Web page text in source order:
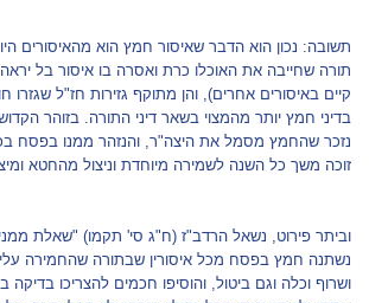
תשובה: נכון הוא הדבר שאיסור חמץ הוא מהאיסורים
תורה שחייבה את האוכלו כרת ואסרה בו איסור בל
קיים באיסורים אחרים), והן מתוקף גזירות חז"ל שגזרו
בדיני חמץ יותר מהמצוי בשאר דיני התורה. בזוהר
נזכר שהחמץ מסמל את היצה"ר, והנזהר ממנו בפסח בכל
זוכה משך כל השנה לשמירה מיוחדת וניצול מהחטא
וביתר פירוט, נשאל הרדב"ז (ח"ג סי' תקמו) "שאלת
נשתנה חמץ בפסח מכל איסורין שבתורה שהחמירה
ושרוף וכלה וגם ביטול, והוסיפו חכמים להצריכו בדיקה